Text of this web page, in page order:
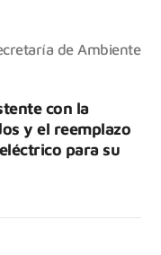
de Ambiente
con la
y el reemplazo
para su